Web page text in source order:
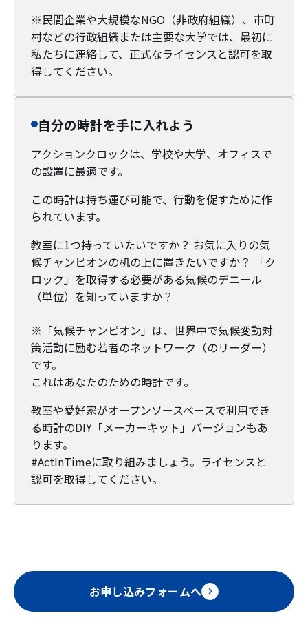
※民間企業や大規模なNGO（非政府組織）、市町
村などの行政組織または主要な大学では、最初に
私たちに連絡して、正式なライセンスと認可を取
得してください。
自分の時計を手に入れよう
アクションクロックは、学校や大学、オフィスで
の設置に最適です。
この時計は持ち運び可能で、行動を促すために作
られています。
教室に1つ持っていたいですか？ お気に入りの気
候チャンピオンの机の上に置きたいですか？ 「ク
ロック」を取得する必要がある気候のデニール
（単位）を知っていますか？
※「気候チャンピオン」は、世界中で気候変動対
策活動に励む若者のネットワーク（のリーダー）
です。
これはあなたのための時計です。
教室や愛好家がオープンソースベースで利用でき
る時計のDIY「メーカーキット」バージョンもあ
ります。
#ActInTimeに取り組みましょう。ライセンスと
認可を取得してください。
お申し込みフォームへ